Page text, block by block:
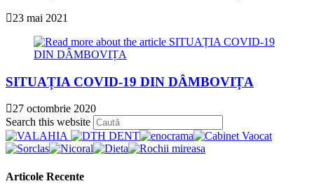
23 mai 2021
SITUAȚIA COVID-19 DIN DÂMBOVIȚA
27 octombrie 2020
Search this website
Escape
Articole Recente